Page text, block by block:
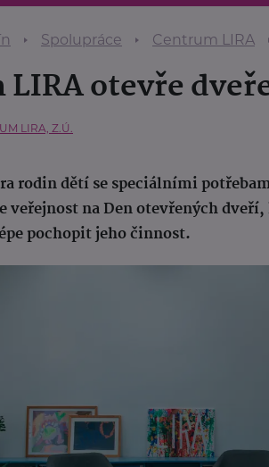
Spolupráce Centrum LIRA
otevře
LIRA, Z.Ú.
rodin dětí se speciálními
veřejnost na Den otevřených
pochopit jeho činnost.